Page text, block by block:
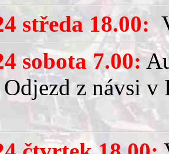
středa 18.00:
sobota 7.00:
Odjezd z návsi